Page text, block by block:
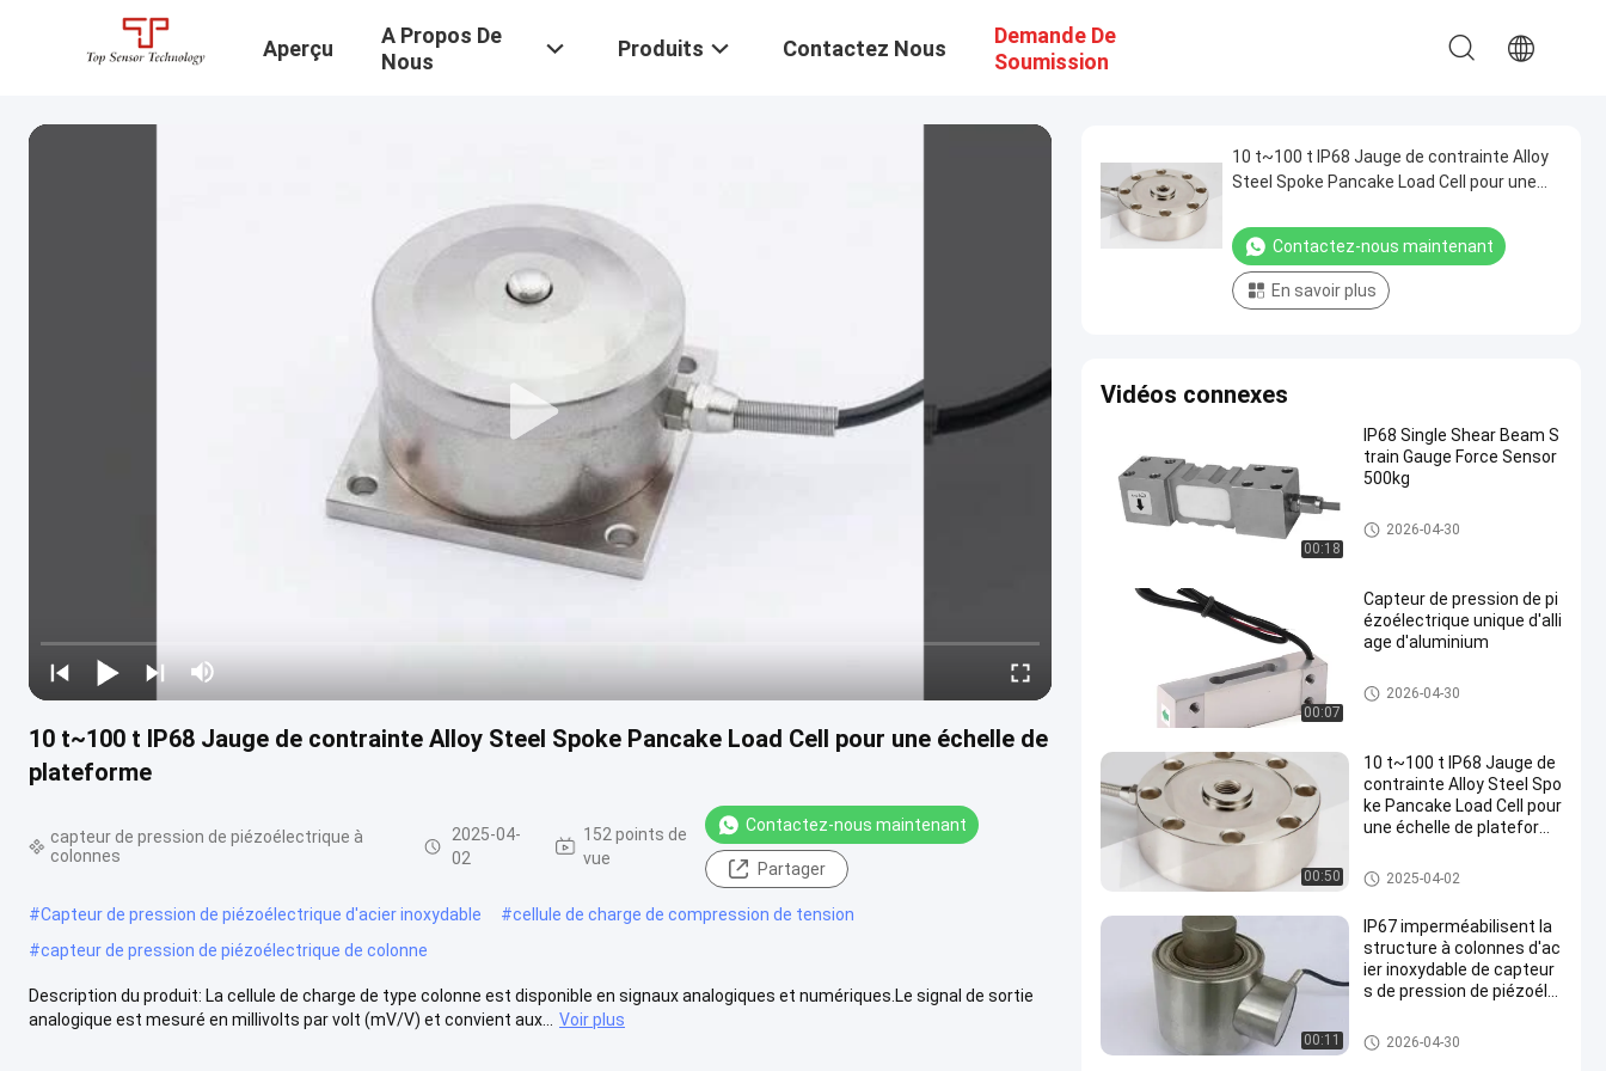
Aperçu
A Propos De
Nous
Produits Contactez Nous
Demande De
Soumission
10 t~100 t IP68 Jauge de contrainte Alloy Steel Spoke Pancake Load Cell pour une échelle de
plateforme
capteur de pression de piézoélectrique à
colonnes
2025-04-
02
152 points de
vue
Contactez-nous maintenant
Partager
#Capteur de pression de piézoélectrique d'acier inoxydable #cellule de charge de compression de tension
#capteur de pression de piézoélectrique de colonne
Description du produit: La cellule de charge de type colonne est disponible en signaux analogiques et numériques.Le signal de sortie
analogique est mesuré en millivolts par volt (mV/V) et convient aux...
Voir plus
10 t~100 t IP68 Jauge de contrainte Alloy
Steel Spoke Pancake Load Cell pour une
Contactez-nous maintenant
En savoir plus
Vidéos connexes
00:18
IP68 Single Shear Beam S
train Gauge Force Sensor
500kg
capteur de pression de piézoél
ectrique de jauge de contrainte
2026-04-30
00:07
Capteur de pression de pi
ézoélectrique unique d'alli
age d'aluminium
Capteur de pression de piézoél
ectrique unique
2026-04-30
00:50
10 t~100 t IP68 Jauge de
contrainte Alloy Steel Spo
ke Pancake Load Cell pour
une échelle de plateform
capteur de pression de piézoél
ectrique à colonnes
2025-04-02
00:11
IP67 imperméabilisent la
structure à colonnes d'ac
ier inoxydable de capteur
s de pression de piézoéle
capteur de pression de piézoél
ectrique à colonnes
2026-04-30